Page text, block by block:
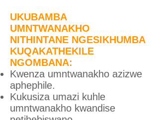
UKUBAMBA
UMNTWANAKHO
NITHINTANE NGESIKHUMBA
KUQAKATHEKILE
NGOMBANA:
Kwenza umntwanakho azizwe
aphephile.
Kukusiza umazi kuhle
umntwanakho kwandise